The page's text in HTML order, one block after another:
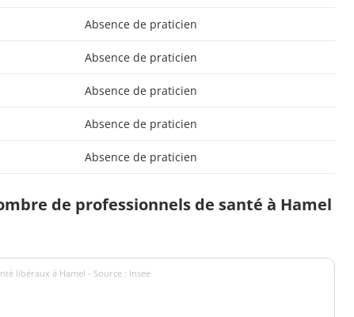
Absence de praticien
Absence de praticien
Absence de praticien
Absence de praticien
Absence de praticien
de professionnels de santé à Hamel
libéraux à Hamel - Source : Insee